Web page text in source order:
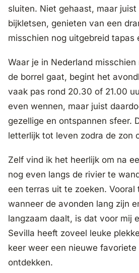
sluiten. Niet gehaast, maar juist
bijkletsen, genieten van een
misschien nog uitgebreid tapas
Waar je in Nederland misschien
de borrel gaat, begint het
vaak pas rond 20.30 of 21.00
even wennen, maar juist
gezellige en ontspannen sfeer.
letterlijk tot leven zodra de zon
Zelf vind ik het heerlijk om na
nog even langs de rivier te
een terras uit te zoeken. Vooral
wanneer de avonden lang zijn
langzaam daalt, is dat voor mij
Sevilla heeft zoveel leuke
keer weer een nieuwe favoriete
ontdekken.